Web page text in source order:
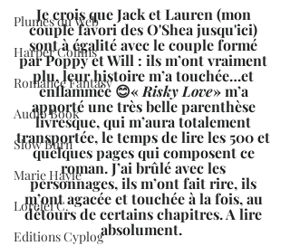
Plumes du Web
Harper Collins
Romance Fantasy
Audio Book
Slow Burn
Marie Hayle
Lorelei C.
Editions Cyplog
Je crois que Jack et Lauren (mon
couple favori des O'Shea jusqu'ici)
sont à égalité avec le couple formé
par Poppy et Will : ils m’ont vraiment
plu, leur histoire m’a touchée…et
enflammée 😊« Risky Love» m’a
apporté une très belle parenthèse
livresque, qui m’aura totalement
transportée, le temps de lire les 500 et
quelques pages qui composent ce
roman. J’ai brûlé avec les
personnages, ils m’ont fait rire, ils
m’ont agacée et touchée à la fois, au
détours de certains chapitres. A lire
absolument.